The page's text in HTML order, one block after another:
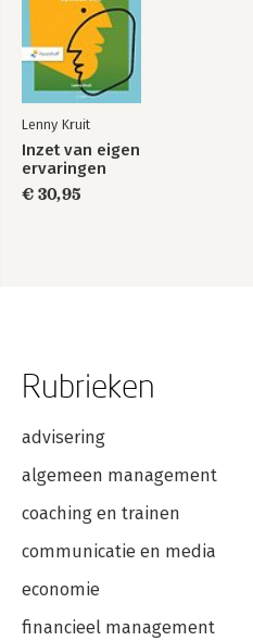
Lenny Kruit
Inzet van eigen
ervaringen
€ 30,95
Rubrieken
advisering
algemeen management
coaching en trainen
communicatie en media
economie
financieel management